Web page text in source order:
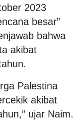
2023
besar”
bahwa
akibat
Palestina
akibat
ujar Naim.